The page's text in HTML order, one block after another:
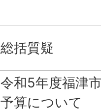
総括質疑
令和5年度福津
予算について